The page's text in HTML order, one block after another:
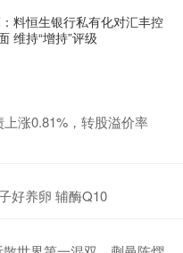
料恒生银行私有化对汇丰控
维持“增持”评级
涨0.81%，转股溢价率
好养卵 辅酶Q10